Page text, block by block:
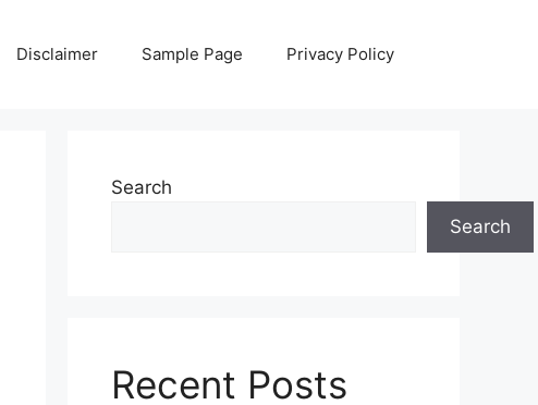
Disclaimer Sample Page Privacy Policy
Search
Search
Recent Posts